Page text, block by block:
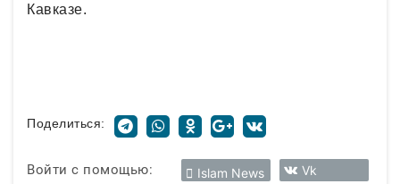
Кавказе.
Поделиться:
Войти с помощью: Islam News Vk